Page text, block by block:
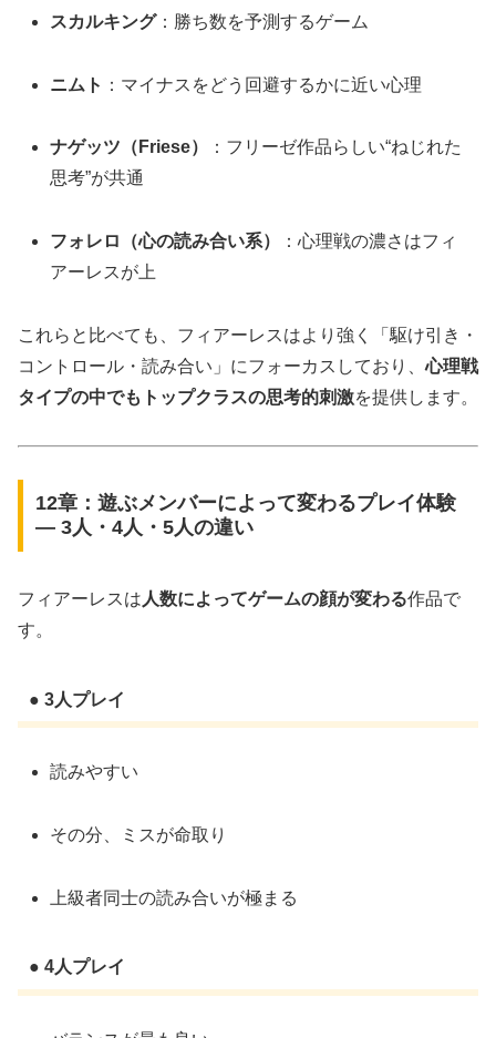
スカルキング：勝ち数を予測するゲーム
ニムト ：マイナスをどう回避するかに近い心理
ナゲッツ（Friese）
：フリーゼ作品らしい“ねじれた
思考”が共通
フォレロ（心の読み合い系）
：心理戦の濃さはフィ
アーレスが上
これらと比べても、フィアーレスはより強く「駆け引き・
コントロール・読み合い」にフォーカスしており、心理戦
タイプの中でもトップクラスの思考的刺激を提供します。
12章：遊ぶメンバーによって変わるプレイ体験
― 3人・4人・5人の違い
フィアーレスは 人数によってゲームの顔が変わる作品で
す。
● 3人プレイ
読みやすい
その分、ミスが命取り
上級者同士の読み合いが極まる
● 4人プレイ